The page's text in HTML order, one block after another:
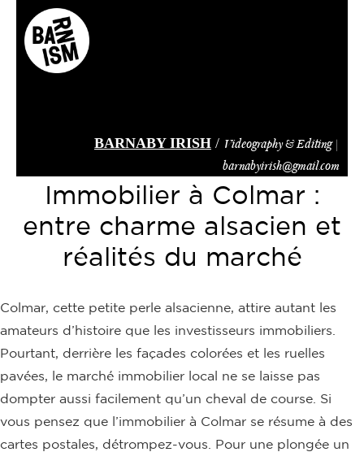
main
BARNABY IRISH / Videography & Editing |
barnabyirish@gmail.com
Immobilier à Colmar :
entre charme alsacien et
réalités du marché
Colmar, cette petite perle alsacienne, attire autant les
amateurs d’histoire que les investisseurs immobiliers.
Pourtant, derrière les façades colorées et les ruelles
pavées, le marché immobilier local ne se laisse pas
dompter aussi facilement qu’un cheval de course. Si
vous pensez que l’immobilier à Colmar se résume à des
cartes postales, détrompez-vous. Pour une plongée un